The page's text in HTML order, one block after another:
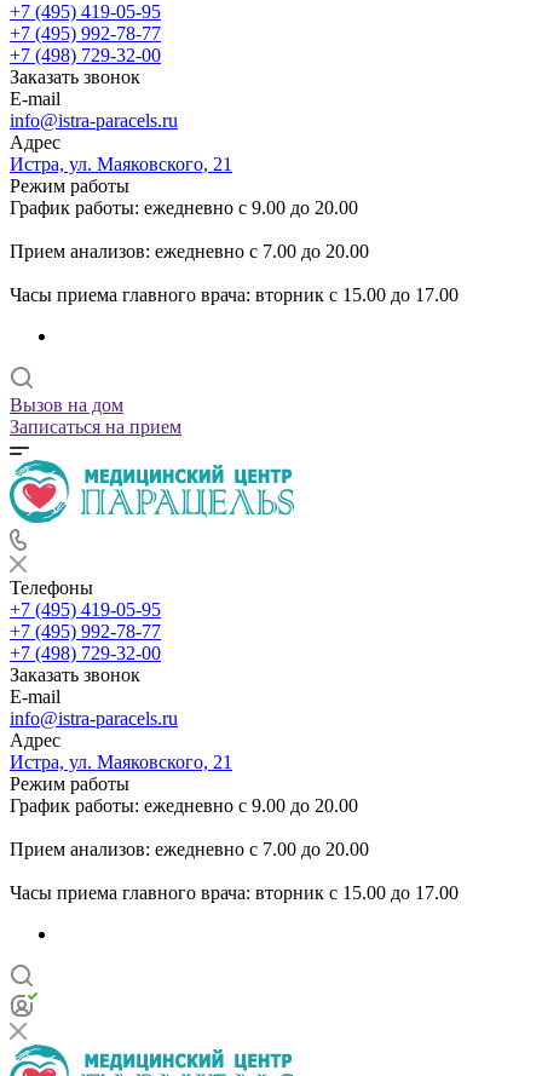
+7 (495) 419-05-95
+7 (495) 992-78-77
+7 (498) 729-32-00
Заказать звонок
E-mail
info@istra-paracels.ru
Адрес
Истра, ул. Маяковского, 21
Режим работы
График работы: ежедневно с 9.00 до 20.00
Прием анализов: ежедневно с 7.00 до 20.00
Часы приема главного врача: вторник с 15.00 до 17.00
Вызов на дом
Записаться на прием
Телефоны
+7 (495) 419-05-95
+7 (495) 992-78-77
+7 (498) 729-32-00
Заказать звонок
E-mail
info@istra-paracels.ru
Адрес
Истра, ул. Маяковского, 21
Режим работы
График работы: ежедневно с 9.00 до 20.00
Прием анализов: ежедневно с 7.00 до 20.00
Часы приема главного врача: вторник с 15.00 до 17.00